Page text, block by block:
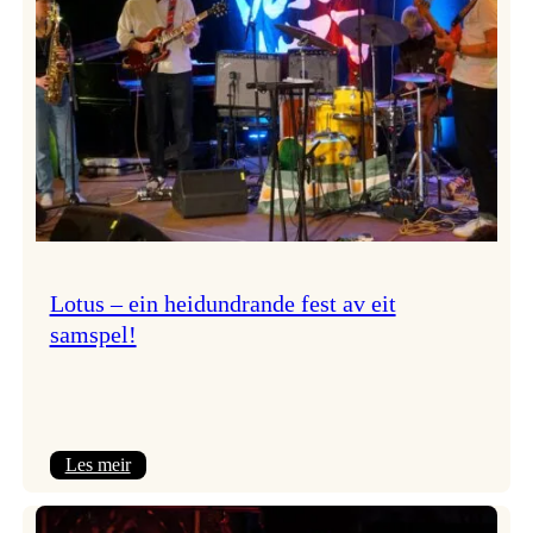
NTNU!
Lotus – ein heidundrande fest av eit
samspel!
Les meir:
–